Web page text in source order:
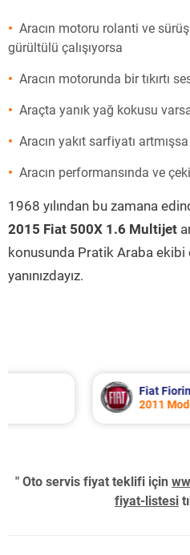
Aracın motoru rolanti ve
gürültülü çalışıyorsa
Aracın motorunda bir tıkırtı
Araçta yanık yağ kokusu
Aracın yakıt sarfiyatı artmışsa
Aracın performansında ve
1968 yılından bu zamana
2015 Fiat 500X 1.6 Multijet
konusunda Pratik Araba ekibi
yanınızdayız.
Fiat Fiorino
2011 Model 1.3
" Oto servis fiyat teklifi için
fiyat-listesi